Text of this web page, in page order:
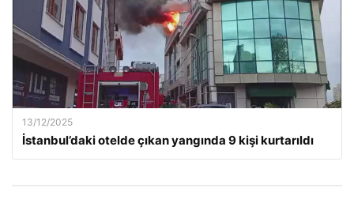
13/12/2025
İstanbul’daki otelde çıkan yangında 9 kişi kurtarıldı